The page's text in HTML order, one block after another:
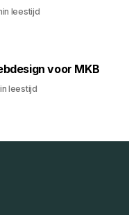
leestijd
voor MKB
leestijd